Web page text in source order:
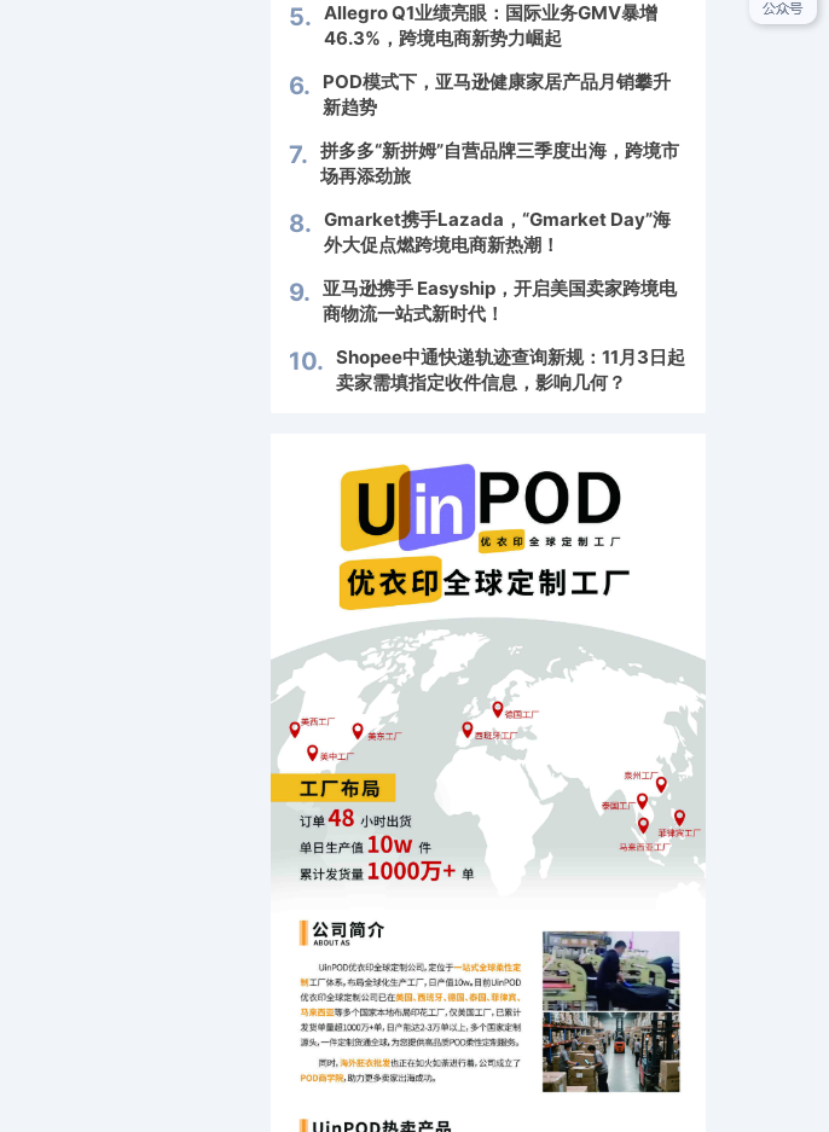
5. Allegro Q1业绩亮眼：国际业务GMV暴增
46.3%，跨境电商新势力崛起
6.
POD模式下，亚马逊健康家居产品月销攀升
新趋势
7. 拼多多“新拼姆”自营品牌三季度出海，跨境市
场再添劲旅
8. Gmarket携手Lazada，“Gmarket Day”海
外大促点燃跨境电商新热潮！
9. 亚马逊携手 Easyship，开启美国卖家跨境电
商物流一站式新时代！
10. Shopee中通快递轨迹查询新规：11月3日起
卖家需填指定收件信息，影响几何？